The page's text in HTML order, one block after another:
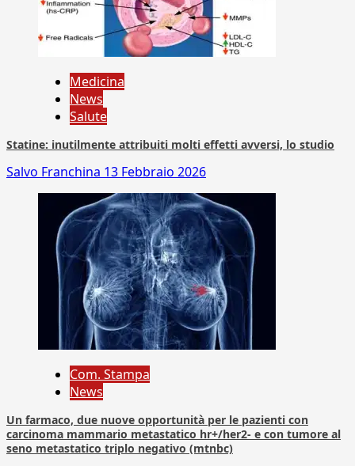
Medicina
News
Salute
Statine: inutilmente attribuiti molti effetti avversi, lo studio
Salvo Franchina 13 Febbraio 2026
Com. Stampa
News
Un farmaco, due nuove opportunità per le pazienti con
carcinoma mammario metastatico hr+/her2- e con tumore al
seno metastatico triplo negativo (mtnbc)